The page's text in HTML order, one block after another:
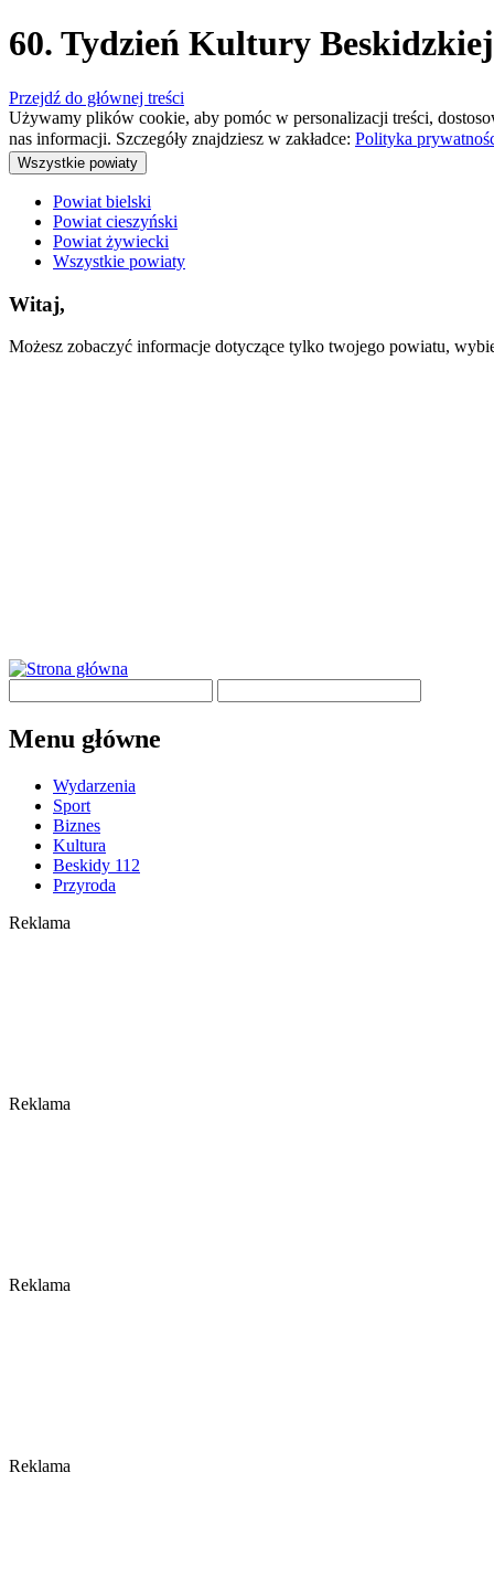
60. Tydzień Kultury
Przejdź do głównej treści
Używamy plików cookie, aby pomóc w personalizacji treści,
nas informacji. Szczegóły znajdziesz w zakładce: Polityka
Wszystkie powiaty
Powiat bielski
Powiat cieszyński
Powiat żywiecki
Wszystkie powiaty
Witaj,
Możesz zobaczyć informacje dotyczące tylko twojego powiatu,
Menu główne
Wydarzenia
Sport
Biznes
Kultura
Beskidy 112
Przyroda
Reklama
Reklama
Reklama
Reklama